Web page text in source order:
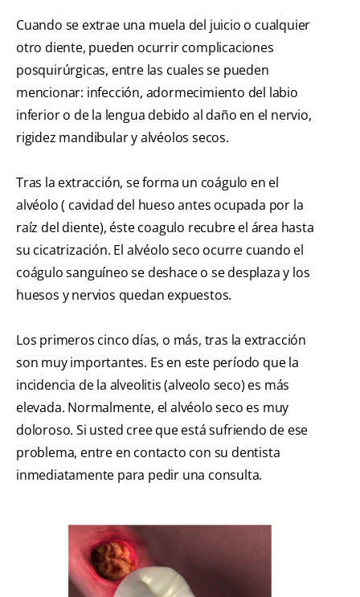
Cuando se extrae una muela del juicio o cualquier
otro diente, pueden ocurrir complicaciones
posquirúrgicas, entre las cuales se pueden
mencionar: infección, adormecimiento del labio
inferior o de la lengua debido al daño en el nervio,
rigidez mandibular y alvéolos secos.
Tras la extracción, se forma un coágulo en el
alvéolo ( cavidad del hueso antes ocupada por la
raíz del diente), éste coagulo recubre el área hasta
su cicatrización. El alvéolo seco ocurre cuando el
coágulo sanguíneo se deshace o se desplaza y los
huesos y nervios quedan expuestos.
Los primeros cinco días, o más, tras la extracción
son muy importantes. Es en este período que la
incidencia de la alveolitis (alveolo seco) es más
elevada. Normalmente, el alvéolo seco es muy
doloroso. Si usted cree que está sufriendo de ese
problema, entre en contacto con su dentista
inmediatamente para pedir una consulta.